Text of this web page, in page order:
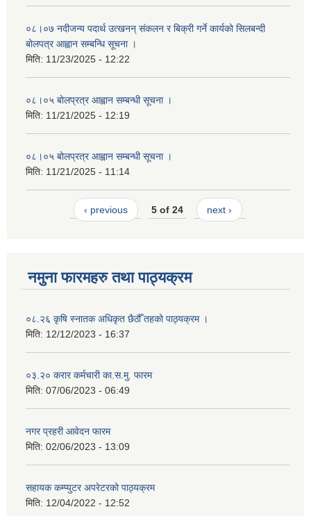
०८।०७ नदीजन्य पदार्थ उत्खनन् संकलन र बिक्री गर्ने कार्यको सिलबन्दी
बोलपत्र आह्वान सम्बन्धि सूचना ।
मिति: 11/23/2025 - 12:22
०८।०५ बोलप्रत्र आह्वान सम्बन्धी सूचना ।
मिति: 11/21/2025 - 12:19
०८।०५ बोलप्रत्र आह्वान सम्बन्धी सूचना ।
मिति: 11/21/2025 - 11:14
‹ previous 5 of 24 next ›
नमुना फारमहरु तथा पाठ्यक्रम
०८.२६ कृषि स्‍नातक अधिकृत छैठौँ तहको पाठ्यक्रम ।
मिति: 12/12/2023 - 16:37
०३.२० करार कर्मचारी का.स.मु. फारम
मिति: 07/06/2023 - 06:49
नगर प्रहरी आवेदन फारम
मिति: 02/06/2023 - 13:09
सहायक कम्प्युटर अपरेटरको पाठ्यक्रम
मिति: 12/04/2022 - 12:52